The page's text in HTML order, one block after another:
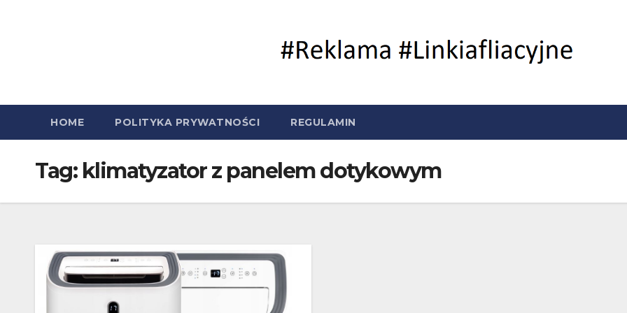
HOME POLITYKA PRYWATNOŚCI REGULAMIN
Tag: klimatyzator z panelem dotykowym